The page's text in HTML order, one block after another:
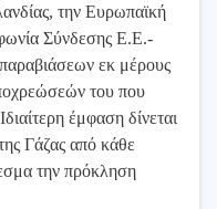
την Ευρωπαϊκή
Σύνδεσης Ε.Ε.-
εκ μέρους
του που
έμφαση δίνεται
Γάζας από κάθε
την πρόκληση